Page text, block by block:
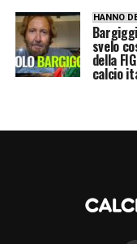
HANNO
svelo
della
calcio